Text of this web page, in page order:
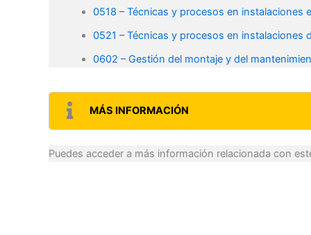
0518 – Técnicas y procesos en instalaciones
0521 – Técnicas y procesos en instalaciones
0602 – Gestión del montaje y del
MÁS INFORMACIÓN
Puedes acceder a más información relacionada con